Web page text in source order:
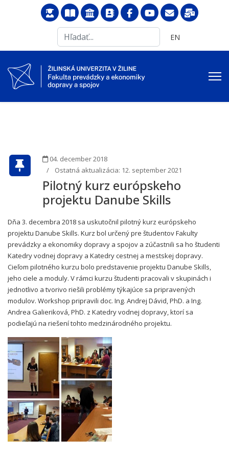
...
Vyberte váš jazyk
EN
04. december 2018
Ostatná aktualizácia: 12. september 2021
Pilotný kurz európskeho
projektu Danube Skills
Dňa 3. decembra 2018 sa uskutočnil pilotný kurz európskeho
projektu Danube Skills. Kurz bol určený pre študentov Fakulty
prevádzky a ekonomiky dopravy a spojov a zúčastnili sa ho študenti
Katedry vodnej dopravy a Katedry cestnej a mestskej dopravy.
Cieľom pilotného kurzu bolo predstavenie projektu Danube Skills,
jeho ciele a moduly. V rámci kurzu študenti pracovali v skupinách i
jednotlivo a tvorivo riešili problémy týkajúce sa pripravených
modulov. Workshop pripravili doc. Ing. Andrej Dávid, PhD. a Ing.
Andrea Galieriková, PhD. z Katedry vodnej dopravy, ktorí sa
podieľajú na riešení tohto medzinárodného projektu.